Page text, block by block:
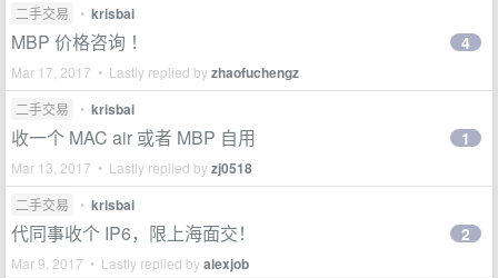
二手交易 • krisbai
MBP 价格咨询 ！
Mar 17, 2017 • Lastly replied byzhaofuchengz
4
二手交易 • krisbai
收一个 MAC air 或者 MBP 自用
Mar 13, 2017 • Lastly replied byzj0518
1
二手交易 • krisbai
代同事收个 IP6，限上海面交！
Mar 9, 2017 • Lastly replied byalexjob
2